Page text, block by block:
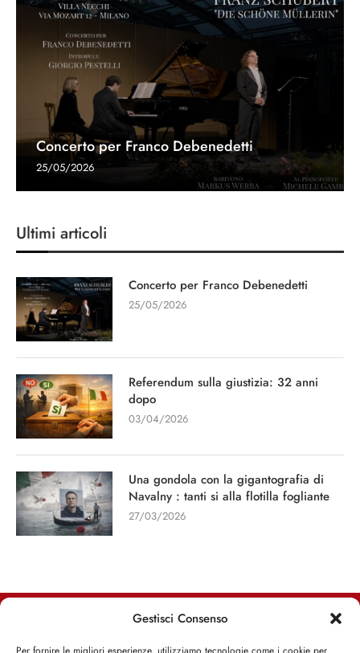
Gestisci Consenso
Concerto per Franco Debenedetti
25/05/2026
Ultimi articoli
Concerto per Franco Debenedetti
25/05/2026
Referendum sulla giustizia: 32 anni
dopo
03/04/2026
Una gondola con la gigantografia di
Navalny : tanti si alla flotilla fogliante
27/03/2026